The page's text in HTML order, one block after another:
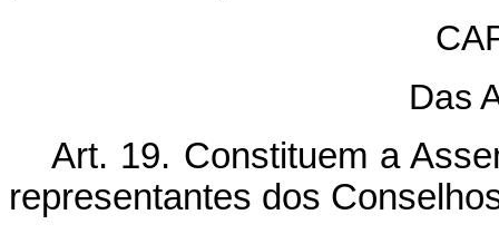
Das
Art. 19. Constituem a
representantes dos